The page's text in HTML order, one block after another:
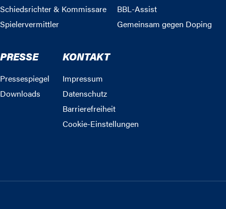
Schiedsrichter & Kommissare
Spielervermittler
BBL-Assist
Gemeinsam gegen Doping
PRESSE
Pressespiegel
Downloads
KONTAKT
Impressum
Datenschutz
Barrierefreiheit
Cookie-Einstellungen